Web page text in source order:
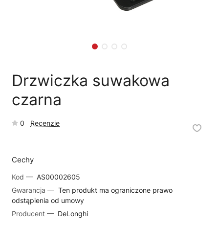
Drzwiczka suwakowa
czarna
0 Recenzje
Cechy
Kod — AS00002605
Gwarancja — Ten produkt ma ograniczone prawo
odstąpienia od umowy
Producent — DeLonghi